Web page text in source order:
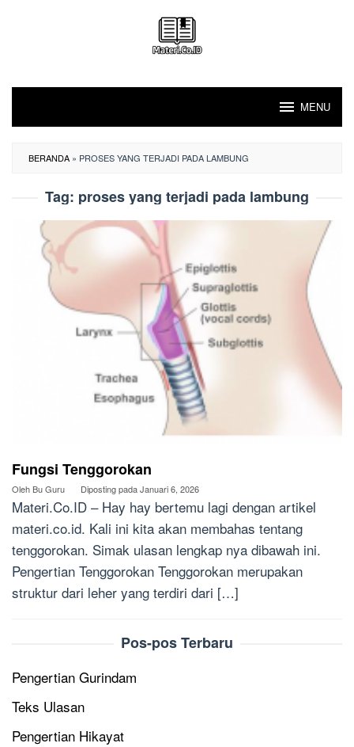
MENU
BERANDA » PROSES YANG TERJADI PADA LAMBUNG
Tag: proses yang terjadi pada lambung
Fungsi Tenggorokan
Oleh Bu Guru Diposting padaJanuari 6, 2026
Materi.Co.ID – Hay hay bertemu lagi dengan artikel
materi.co.id. Kali ini kita akan membahas tentang
tenggorokan. Simak ulasan lengkap nya dibawah ini.
Pengertian Tenggorokan Tenggorokan merupakan
struktur dari leher yang terdiri dari […]
Pos-pos Terbaru
Pengertian Gurindam
Teks Ulasan
Pengertian Hikayat